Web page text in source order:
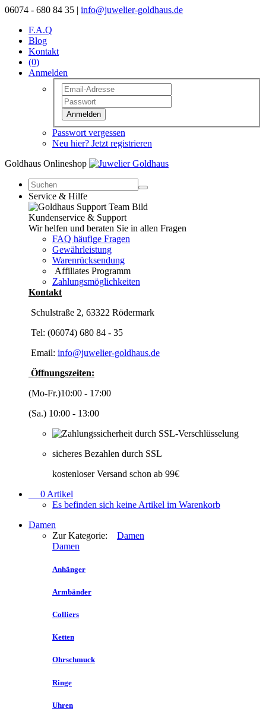
06074 - 680 84 35 | info@juwelier-goldhaus.de
F.A.Q
Blog
Kontakt
(0)
Anmelden
Anmelden
Passwort vergessen
Neu hier? Jetzt registrieren
Goldhaus Onlineshop
Service & Hilfe
Kundenservice & Support
Wir helfen und beraten Sie in allen Fragen
FAQ häufige Fragen
Gewährleistung
Warenrücksendung
Affiliates Programm
Zahlungsmöglichkeiten
Kontakt
Schulstraße 2, 63322 Rödermark
Tel: (06074) 680 84 - 35
Email: info@juwelier-goldhaus.de
Öffnungszeiten:
(Mo-Fr.)10:00 - 17:00
(Sa.) 10:00 - 13:00
sicheres Bezahlen durch SSL
kostenloser Versand schon ab 99€
0 Artikel
Es befinden sich keine Artikel im Warenkorb
Damen
Zur Kategorie: Damen
Damen
Anhänger
Armbänder
Colliers
Ketten
Ohrschmuck
Ringe
Uhren